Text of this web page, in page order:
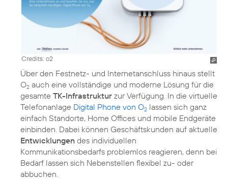
Credits: o2
Über den Festnetz- und Internetanschluss hinaus stellt
O2 auch eine vollständige und moderne Lösung für die
gesamte TK-Infrastruktur zur Verfügung. In die virtuelle
Telefonanlage Digital Phone von O2 lassen sich ganz
einfach Standorte, Home Offices und mobile Endgeräte
einbinden. Dabei können Geschäftskunden auf aktuelle
Entwicklungen des individuellen
Kommunikationsbedarfs problemlos reagieren, denn bei
Bedarf lassen sich Nebenstellen flexibel zu- oder
abbuchen.